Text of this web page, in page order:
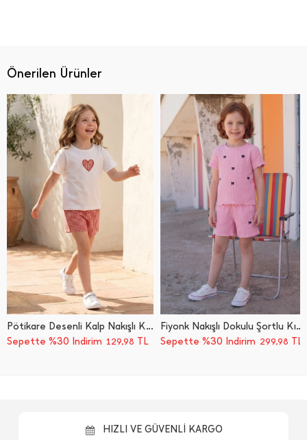
Önerilen Ürünler
Pötikare Desenli Kalp Nakışlı Kız Çocuk 2 Li Takım
Sepette %30 İndirim 129,98 TL
Fiyonk Nakışlı Dokulu Şortlu Kız Çocuk 2 Li Takım
Sepette %30 İndirim 299,98 TL
HIZLI VE GÜVENLİ KARGO